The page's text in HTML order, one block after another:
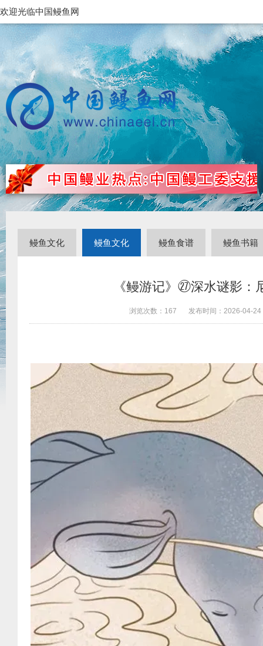
欢迎光临中国鳗鱼网
鳗鱼文化 鳗鱼文化 鳗鱼食谱 鳗鱼书籍
《鳗游记》㉗深水谜影
浏览次数： 167 发布时间： 2026-04-24